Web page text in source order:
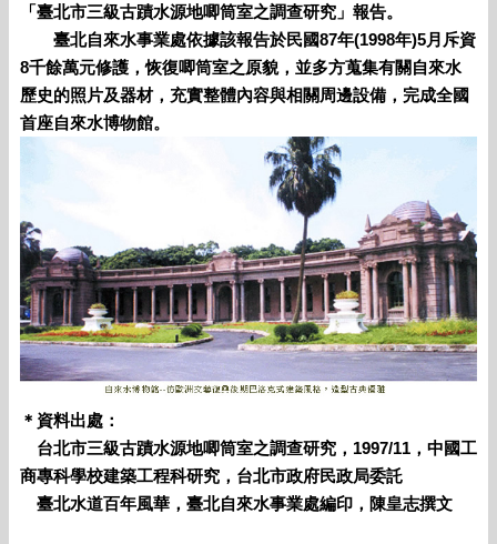
「臺北市三級古蹟水源地唧筒室之調查研究」報告。
臺北自來水事業處依據該報告於民國87年(1998年)5月斥資
8千餘萬元修護，恢復唧筒室之原貌，並多方蒐集有關自來水
歷史的照片及器材，充實整體內容與相關周邊設備，完成全國
首座自來水博物館。
＊資料出處：
台北市三級古蹟水源地唧筒室之調查研究，1997/11，中國工
商專科學校建築工程科研究，台北市政府民政局委託
臺北水道百年風華，臺北自來水事業處編印，陳皇志撰文